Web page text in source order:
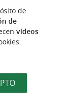
de
de
vídeos